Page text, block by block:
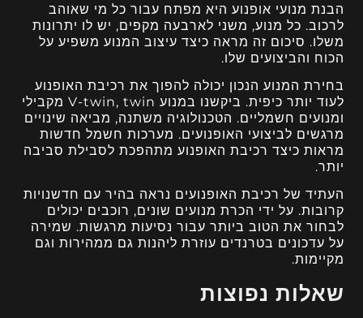
הבנת מנועי אופנוע היא מפתח עבור כל מי שאוהב
לרכוב. כל מנוע, משני לארבעה מקפים, יש לו יתרונות
משלו. סיכום זה מראה כיצד עיצוב המנוע משפיע על
הכוח והביצועים שלו.
בחירת המנוע הנכון יכולה להפוך את רכיבת האופנוע
לעוד יותר כיפית. ביקשנו במנוע V-twin, twin מקבילי
ומנועים חשמליים. הטכנולוגיה משתנה, מביאה שינויים
מרגשים לביצועי האופנועים. מערכות חשמל חדשות
מראות כיצד רכיבת האופנוע מתהפכת לסבילת סביבה
יותר.
העתיד של רכיבת האופנועים נראה בהיר עם חדשנויות
קרובות. על ידי הכרת מנועים שונים, רוכבים יכולים
לבחור את הטוב ביותר עבור נסיעות מרגשות. שמירה
על עדכונים בטרנדים עוזרת ליהנות גם ממהירות וגם
מקיימות.
שאלות נפוצות